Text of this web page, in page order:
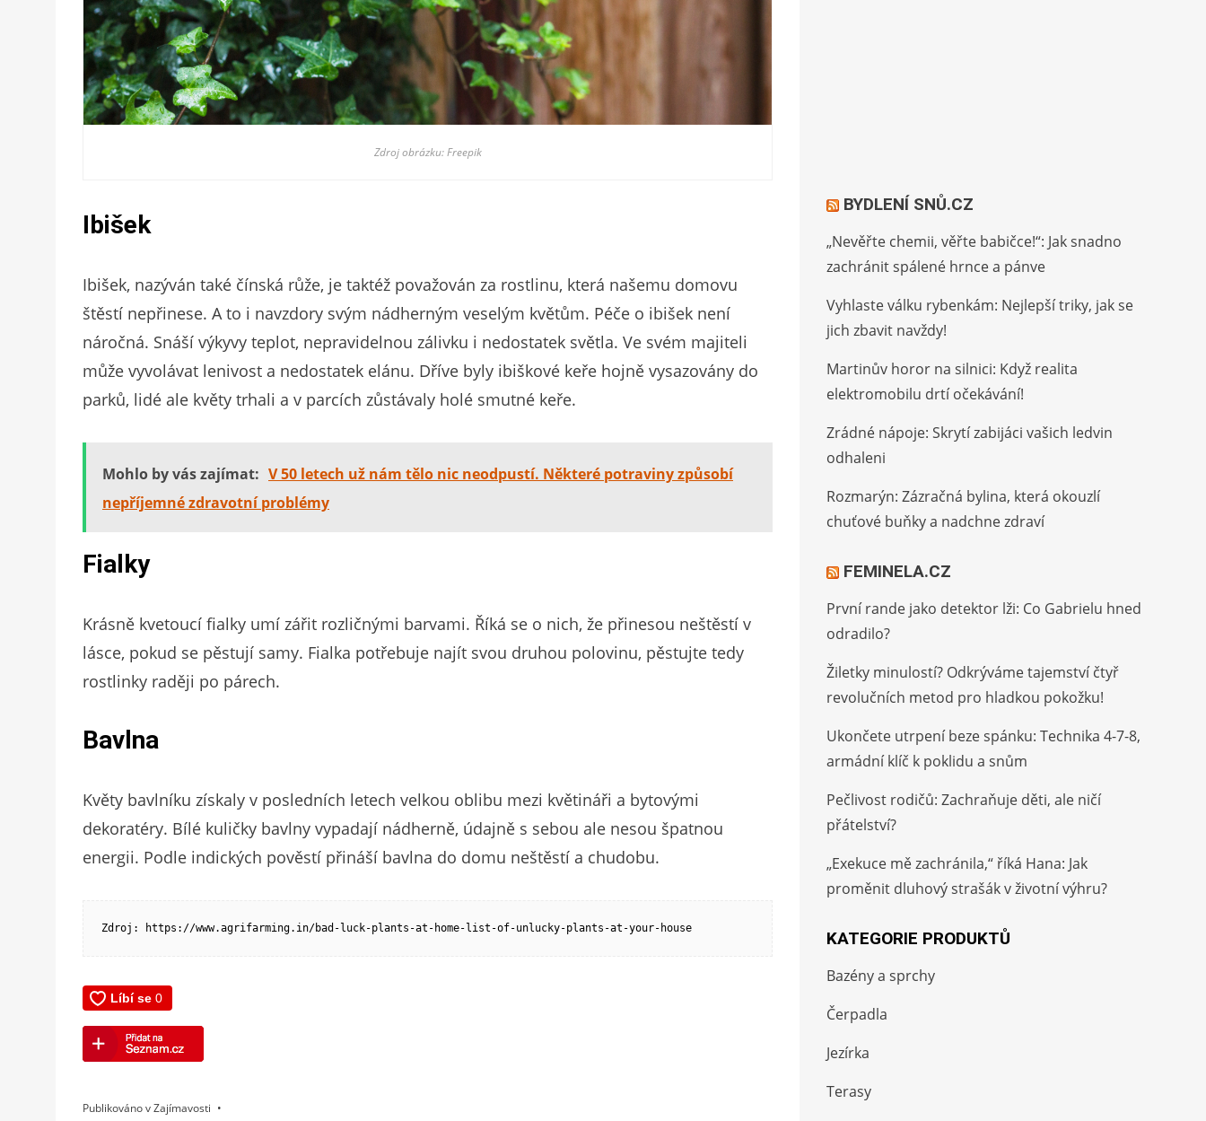
Zdroj obrázku: Freepik
Ibišek
Ibišek, nazýván také čínská růže, je taktéž považován za rostlinu, která našemu domovu
štěstí nepřinese. A to i navzdory svým nádherným veselým květům. Péče o ibišek není
náročná. Snáší výkyvy teplot, nepravidelnou zálivku i nedostatek světla. Ve svém majiteli
může vyvolávat lenivost a nedostatek elánu. Dříve byly ibiškové keře hojně vysazovány do
parků, lidé ale květy trhali a v parcích zůstávaly holé smutné keře.
Mohlo by vás zajímat: V 50 letech už nám tělo nic neodpustí. Některé potraviny způsobí
nepříjemné zdravotní problémy
Fialky
Krásně kvetoucí fialky umí zářit rozličnými barvami. Říká se o nich, že přinesou neštěstí v
lásce, pokud se pěstují samy. Fialka potřebuje najít svou druhou polovinu, pěstujte tedy
rostlinky raději po párech.
Bavlna
Květy bavlníku získaly v posledních letech velkou oblibu mezi květináři a bytovými
dekoratéry. Bílé kuličky bavlny vypadají nádherně, údajně s sebou ale nesou špatnou
energii. Podle indických pověstí přináší bavlna do domu neštěstí a chudobu.
Zdroj: https://www.agrifarming.in/bad-luck-plants-at-home-list-of-unlucky-plants-at-your-house
Publikováno vZajímavosti
BYDLENÍ SNŮ.CZ
„Nevěřte chemii, věřte babičce!“: Jak snadno
zachránit spálené hrnce a pánve
Vyhlaste válku rybenkám: Nejlepší triky, jak se
jich zbavit navždy!
Martinův horor na silnici: Když realita
elektromobilu drtí očekávání!
Zrádné nápoje: Skrytí zabijáci vašich ledvin
odhaleni
Rozmarýn: Zázračná bylina, která okouzlí
chuťové buňky a nadchne zdraví
FEMINELA.CZ
První rande jako detektor lži: Co Gabrielu hned
odradilo?
Žiletky minulostí? Odkrýváme tajemství čtyř
revolučních metod pro hladkou pokožku!
Ukončete utrpení beze spánku: Technika 4-7-8,
armádní klíč k poklidu a snům
Pečlivost rodičů: Zachraňuje děti, ale ničí
přátelství?
„Exekuce mě zachránila,“ říká Hana: Jak
proměnit dluhový strašák v životní výhru?
KATEGORIE PRODUKTŮ
Bazény a sprchy
Čerpadla
Jezírka
Terasy